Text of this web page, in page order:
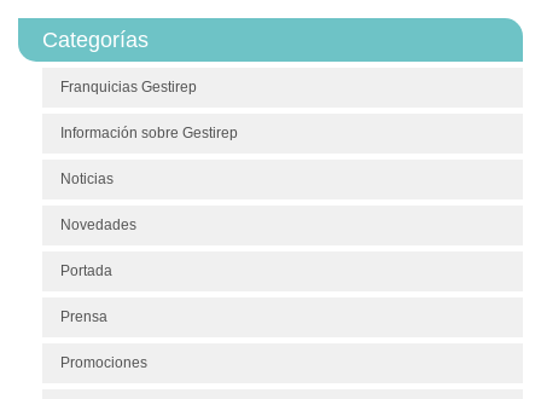
Categorías
Franquicias Gestirep
Información sobre Gestirep
Noticias
Novedades
Portada
Prensa
Promociones